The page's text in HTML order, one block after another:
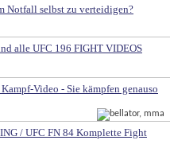
Notfall selbst zu verteidigen?
alle UFC 196 FIGHT VIDEOS
Video - Sie kämpfen genauso
/ UFC FN 84 Komplette Fight